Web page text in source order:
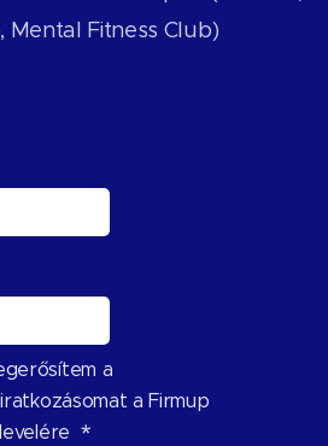
Mental Fitness Club)
a
a Firmup